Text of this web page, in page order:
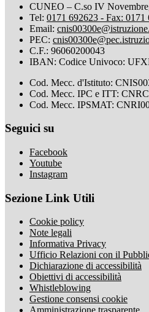
CUNEO – C.so IV
Tel: 0171 692623 - Fax: 0171
Email:
PEC:
C.F.: 96060200043
IBAN: Codice Univoco:
Cod. Mecc. d'Istituto:
Cod. Mecc. IPC e ITT:
Cod. Mecc. IPSMAT:
Seguici su
Facebook
Youtube
Instagram
Sezione Link Utili
Cookie policy
Note legali
Informativa Privacy
Ufficio Relazioni con il
Dichiarazione di accessibilità
Obiettivi di accessibilità
Whistleblowing
Gestione consensi cookie